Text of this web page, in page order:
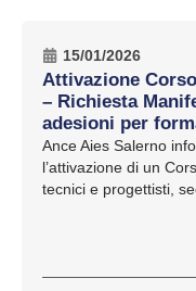
15/01/2026
Attivazione
– Richiesta
adesioni per
Ance Aies Salerno
l’attivazione di un
tecnici e progettisti,